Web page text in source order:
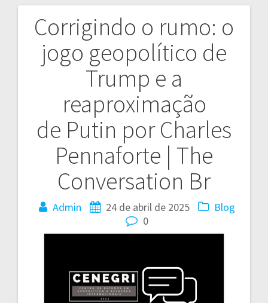
Corrigindo o rumo: o
jogo geopolítico de
Trump e a
reaproximação
de Putin por Charles
Pennaforte | The
Conversation Br
Admin 24 de abril de 2025
Blog
0
Navegação
de